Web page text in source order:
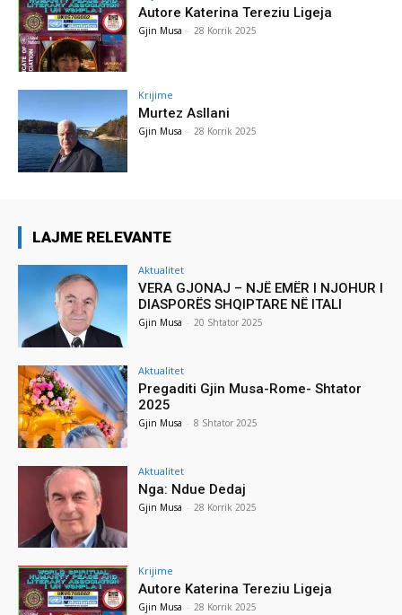
Autore Katerina Tereziu Ligeja
Gjin Musa - 28 Korrik 2025
Krijime
Murtez Asllani
Gjin Musa - 28 Korrik 2025
LAJME RELEVANTE
Aktualitet
VERA GJONAJ – NJË EMËR I NJOHUR I
DIASPORËS SHQIPTARE NË ITALI
Gjin Musa - 20 Shtator 2025
Aktualitet
Pregaditi Gjin Musa-Rome- Shtator
2025
Gjin Musa - 8 Shtator 2025
Aktualitet
Nga: Ndue Dedaj
Gjin Musa - 28 Korrik 2025
Krijime
Autore Katerina Tereziu Ligeja
Gjin Musa - 28 Korrik 2025